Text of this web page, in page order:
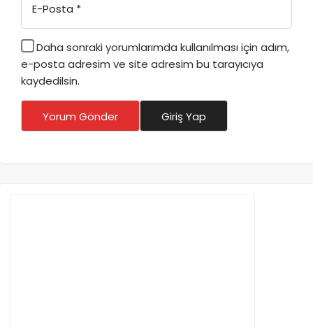
E-Posta *
Daha sonraki yorumlarımda kullanılması için adım,
e-posta adresim ve site adresim bu tarayıcıya
kaydedilsin.
Yorum Gönder Giriş Yap